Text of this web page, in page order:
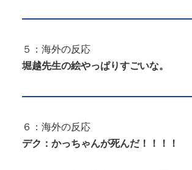
５：海外の反応
堀越先生の絵やっぱりすごいな。
６：海外の反応
デク：かっちゃんが死んだ！！！！